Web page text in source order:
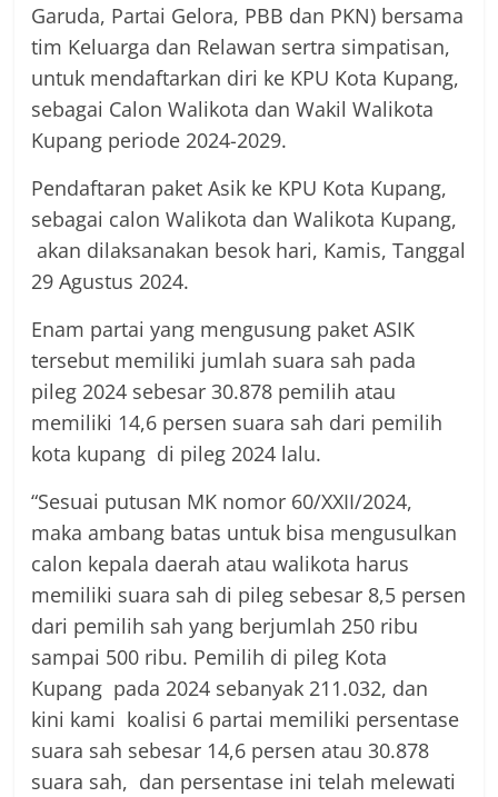
Garuda, Partai Gelora, PBB dan PKN) bersama
tim Keluarga dan Relawan sertra simpatisan,
untuk mendaftarkan diri ke KPU Kota Kupang,
sebagai Calon Walikota dan Wakil Walikota
Kupang periode 2024-2029.
Pendaftaran paket Asik ke KPU Kota Kupang,
sebagai calon Walikota dan Walikota Kupang,
akan dilaksanakan besok hari, Kamis, Tanggal
29 Agustus 2024.
Enam partai yang mengusung paket ASIK
tersebut memiliki jumlah suara sah pada
pileg 2024 sebesar 30.878 pemilih atau
memiliki 14,6 persen suara sah dari pemilih
kota kupang di pileg 2024 lalu.
“Sesuai putusan MK nomor 60/XXII/2024,
maka ambang batas untuk bisa mengusulkan
calon kepala daerah atau walikota harus
memiliki suara sah di pileg sebesar 8,5 persen
dari pemilih sah yang berjumlah 250 ribu
sampai 500 ribu. Pemilih di pileg Kota
Kupang pada 2024 sebanyak 211.032, dan
kini kami koalisi 6 partai memiliki persentase
suara sah sebesar 14,6 persen atau 30.878
suara sah, dan persentase ini telah melewati